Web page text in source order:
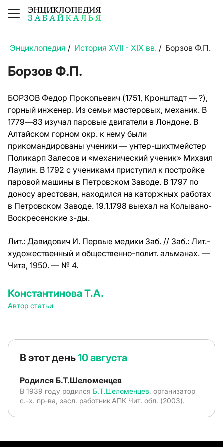
Энциклопедия / История XVII - XIX вв. / Борзов Ф.П.
Борзов Ф.П.
БОРЗОВ Федор Прокопьевич (1751, Кронштадт — ?),
горный инженер. Из семьи мастеровых, механик. В
1779—83 изучал паровые двигатели в Лондоне. В
Алтайском горном окр. к нему были
прикомандированы ученики — унтер-шихтмейстер
Поликарп Залесов и «механический ученик» Михаил
Лаулин. В 1792 с учениками приступил к постройке
паровой машины в Петровском Заводе. В 1797 по
доносу арестован, находился на каторжных работах
в Петровском Заводе. 19.1.1798 выехал на Колывано-
Воскресенские з-ды.
Лит.: Давидович И. Первые медики Заб. // Заб.: Лит.-
художественный и общественно-полит. альманах. —
Чита, 1950. — № 4.
Константинова Т.А.
Автор статьи
В этот день10 августа
Родился Б.Т.Шеломенцев
В 1939 году родился Б.Т.Шеломенцев , организатор
с.-х. пр-ва, засл. работник АПК Чит. обл. (2003).